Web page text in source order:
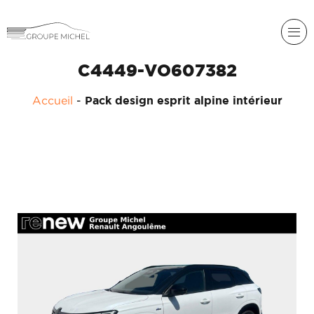
ALPINE
NOS
SERVICES
C4449-VO607382
Accueil - Pack design esprit alpine intérieur